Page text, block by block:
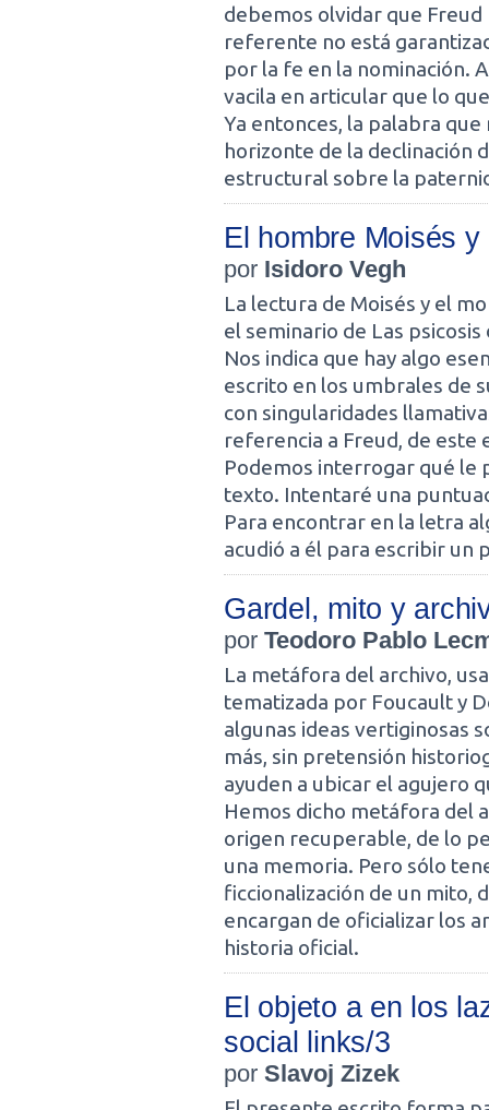
debemos olvidar que
referente no está
por la fe en la nominación.
vacila en articular que lo
Ya entonces, la palabra
horizonte de la declinación
estructural sobre la
El hombre Moisés
por Isidoro Vegh
La lectura de Moisés y el
el seminario de Las
Nos indica que hay algo
escrito en los umbrales de
con singularidades
referencia a Freud, de este
Podemos interrogar qué le
texto. Intentaré una
Para encontrar en la letra
acudió a él para escribir un
Gardel, mito y
por Teodoro Pablo
La metáfora del archivo,
tematizada por Foucault y
algunas ideas vertiginosas
más, sin pretensión
ayuden a ubicar el agujero
Hemos dicho metáfora del
origen recuperable, de lo
una memoria. Pero sólo
ficcionalización de un mito,
encargan de oficializar los
historia oficial.
El objeto a en los
social links/3
por Slavoj Zizek